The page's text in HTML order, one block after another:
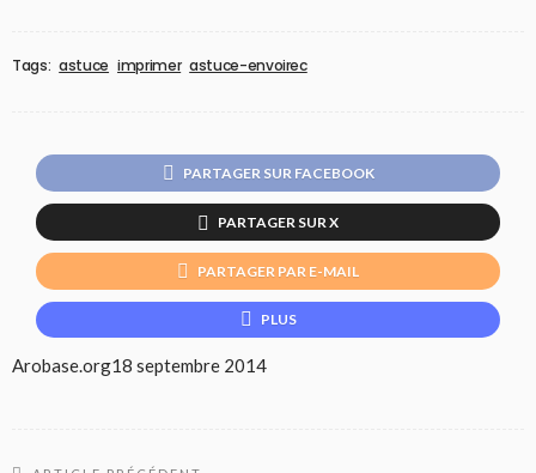
Tags: astuce imprimer astuce-envoirec
PARTAGER SUR FACEBOOK
PARTAGER SUR X
PARTAGER PAR E-MAIL
PLUS
Arobase.org18 septembre 2014